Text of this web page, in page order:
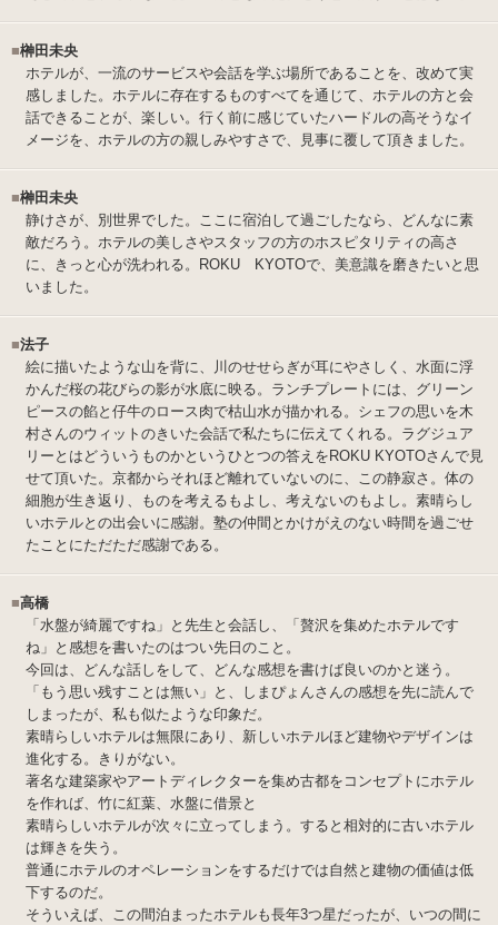
■榊田未央
ホテルが、一流のサービスや会話を学ぶ場所であることを、改めて実
感しました。ホテルに存在するものすべてを通じて、ホテルの方と会
話できることが、楽しい。行く前に感じていたハードルの高そうなイ
メージを、ホテルの方の親しみやすさで、見事に覆して頂きました。
■榊田未央
静けさが、別世界でした。ここに宿泊して過ごしたなら、どんなに素
敵だろう。ホテルの美しさやスタッフの方のホスピタリティの高さ
に、きっと心が洗われる。ROKU KYOTOで、美意識を磨きたいと思
いました。
■法子
絵に描いたような山を背に、川のせせらぎが耳にやさしく、水面に浮
かんだ桜の花びらの影が水底に映る。ランチプレートには、グリーン
ピースの餡と仔牛のロース肉で枯山水が描かれる。シェフの思いを木
村さんのウィットのきいた会話で私たちに伝えてくれる。ラグジュア
リーとはどういうものかというひとつの答えをROKU KYOTOさんで見
せて頂いた。京都からそれほど離れていないのに、この静寂さ。体の
細胞が生き返り、ものを考えるもよし、考えないのもよし。素晴らし
いホテルとの出会いに感謝。塾の仲間とかけがえのない時間を過ごせ
たことにただただ感謝である。
■高橋
「水盤が綺麗ですね」と先生と会話し、「贅沢を集めたホテルです
ね」と感想を書いたのはつい先日のこと。
今回は、どんな話しをして、どんな感想を書けば良いのかと迷う。
「もう思い残すことは無い」と、しまぴょんさんの感想を先に読んで
しまったが、私も似たような印象だ。
素晴らしいホテルは無限にあり、新しいホテルほど建物やデザインは
進化する。きりがない。
著名な建築家やアートディレクターを集め古都をコンセプトにホテル
を作れば、竹に紅葉、水盤に借景と
素晴らしいホテルが次々に立ってしまう。すると相対的に古いホテル
は輝きを失う。
普通にホテルのオペレーションをするだけでは自然と建物の価値は低
下するのだ。
そういえば、この間泊まったホテルも長年3つ星だったが、いつの間に